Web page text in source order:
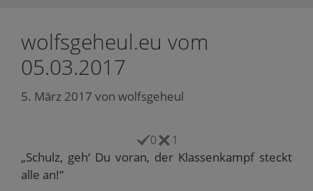
wolfsgeheul.eu vom
05.03.2017
5. März 2017 von wolfsgeheul
0 1
„Schulz, geh‘ Du voran, der Klassenkampf steckt
alle an!“